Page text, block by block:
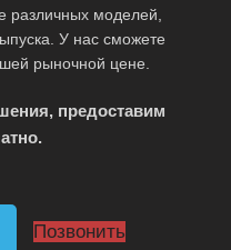
различных моделей,
У нас сможете
рыночной цене.
предоставим
Позвонить